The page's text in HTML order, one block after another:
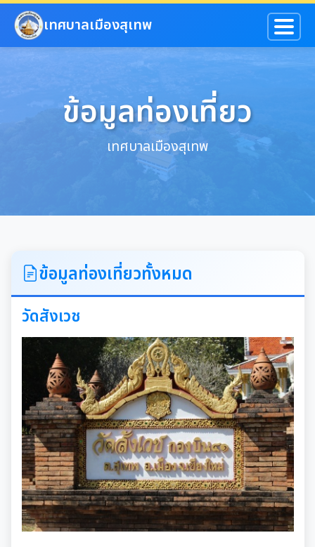
ข้ามไปยังเนื้อหาหลัก
เทศบาลเมืองสุเทพ
ข้อมูลท่องเที่ยว
เทศบาลเมืองสุเทพ
ข้อมูลท่องเที่ยวทั้งหมด
วัดสังเวช